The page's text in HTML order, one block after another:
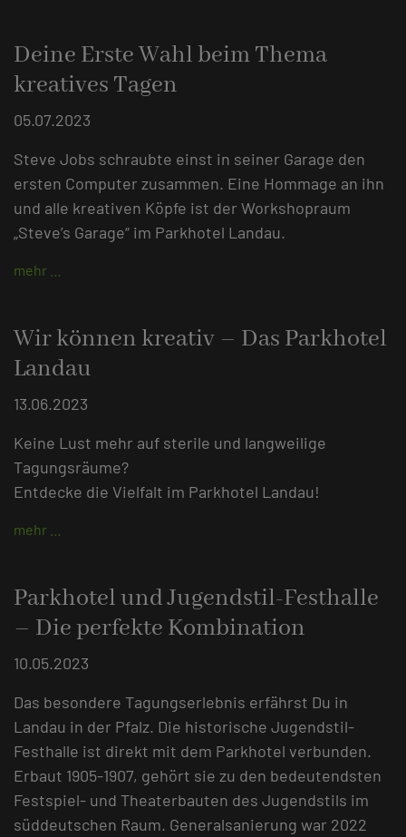
Deine Erste Wahl beim Thema
kreatives Tagen
05.07.2023
Steve Jobs schraubte einst in seiner Garage den
ersten Computer zusammen. Eine Hommage an ihn
und alle kreativen Köpfe ist der Workshopraum
„Steve’s Garage“ im Parkhotel Landau.
mehr …
Wir können kreativ – Das Parkhotel
Landau
13.06.2023
Keine Lust mehr auf sterile und langweilige
Tagungsräume?
Entdecke die Vielfalt im Parkhotel Landau!
mehr …
Parkhotel und Jugendstil-Festhalle
– Die perfekte Kombination
10.05.2023
Das besondere Tagungserlebnis erfährst Du in
Landau in der Pfalz. Die historische Jugendstil-
Festhalle ist direkt mit dem Parkhotel verbunden.
Erbaut 1905-1907, gehört sie zu den bedeutendsten
Festspiel- und Theaterbauten des Jugendstils im
süddeutschen Raum. Generalsanierung war 2022